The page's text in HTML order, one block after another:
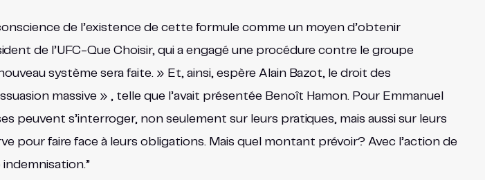
de l’existence de cette formule comme un moyen d’obtenir
de l’UFC-Que Choisir, qui a engagé une procédure contre le groupe
système sera faite. » Et, ainsi, espère Alain Bazot, le droit des
massive » , telle que l’avait présentée Benoît Hamon. Pour Emmanuel
peuvent s’interroger, non seulement sur leurs pratiques, mais aussi sur leurs
pour faire face à leurs obligations. Mais quel montant prévoir? Avec l’action de